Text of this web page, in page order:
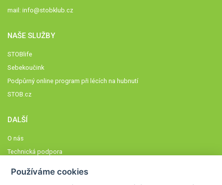
mail: info@stobklub.cz
NAŠE SLUŽBY
STOBlife
Sebekoučink
Podpůrný online program při lécích na hubnutí
STOB.cz
DALŠÍ
O nás
Technická podpora
Používáme cookies